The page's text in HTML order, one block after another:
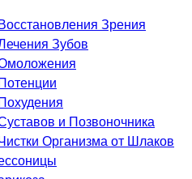
Зрения
Зубов
и Позвоночника
Организма от Шлаков